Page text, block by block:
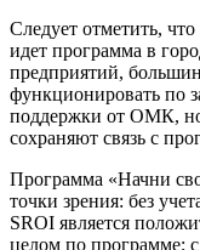
Следует отметить,
идет программа в
предприятий,
функционировать по
поддержки от ОМК, но
сохраняют связь с
Программа «Начни
точки зрения: без
SROI является
целом по программе; с